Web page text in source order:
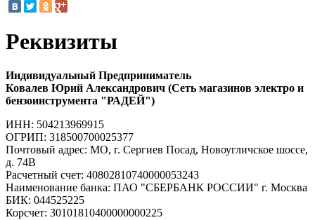
Реквизиты
Индивидуальный Предприниматель
Ковалев Юрий Александрович (Сеть магазинов электро и
бензоинструмента "РАДЕЙ")
ИНН: 504213969915
ОГРИП: 318500700025377
Почтовый адрес: МО, г. Сергиев Посад, Новоугличское шоссе,
д. 74В
Расчетный счет: 40802810740000053243
Наименование банка: ПАО "СБЕРБАНК РОССИИ" г. Москва
БИК: 044525225
Корсчет: 30101810400000000225